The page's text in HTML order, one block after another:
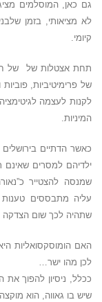
גם כאן, המוסלמים
לא מציאותי, בזמן
קיומי.
תחת אצטלות של של
של פרימיטיביות,
לקנות לעצמה
המיניות.
כאשר הדתיים
ילדיהם למסרים
שמנסה להצטייר
עליה מתבססים
שתהיה לכך שום הצדקה
האם הומוסקסואליות
לכן מהו ישר…
ככלל, ניסיון להפוך את
שיש בו גאווה, הוא